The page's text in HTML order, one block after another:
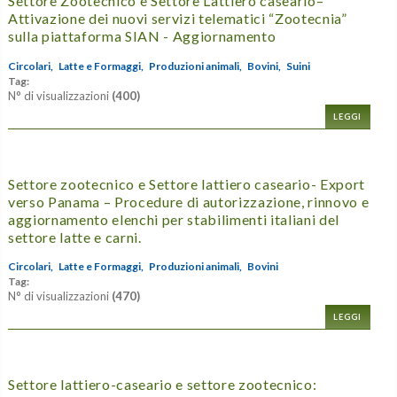
Attivazione dei nuovi servizi telematici “Zootecnia”
sulla piattaforma SIAN - Aggiornamento
Circolari, Latte e Formaggi, Produzioni animali, Bovini,
Suini
Tag:
N° di visualizzazioni (400)
LEGGI
Settore zootecnico e Settore lattiero caseario- Export
verso Panama – Procedure di autorizzazione, rinnovo e
aggiornamento elenchi per stabilimenti italiani del
settore latte e carni.
Circolari, Latte e Formaggi, Produzioni animali, Bovini
Tag:
N° di visualizzazioni (470)
LEGGI
Settore lattiero-caseario e settore zootecnico: